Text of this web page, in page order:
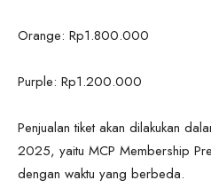
Orange: Rp1.800.000
Purple: Rp1.200.000
Penjualan tiket akan dilakukan
2025, yaitu MCP Membership
dengan waktu yang berbeda.